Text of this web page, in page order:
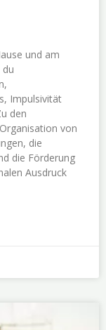
und am
Impulsivität
den
von
die
die Förderung
Ausdruck